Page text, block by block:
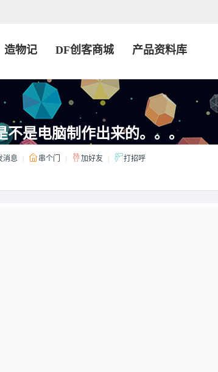
造物记 DF创客商城 产品资料库
不是电脑制作出来的。。。
消息 串个门 加好友 打招呼